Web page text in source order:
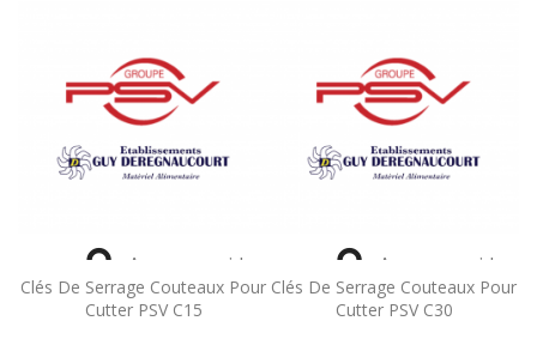
Clés De Serrage Couteaux Pour
Cutter PSV C15
 Aperçu rapide
Clés De Serrage Couteaux Pour
Cutter PSV C30
 Aperçu rapide